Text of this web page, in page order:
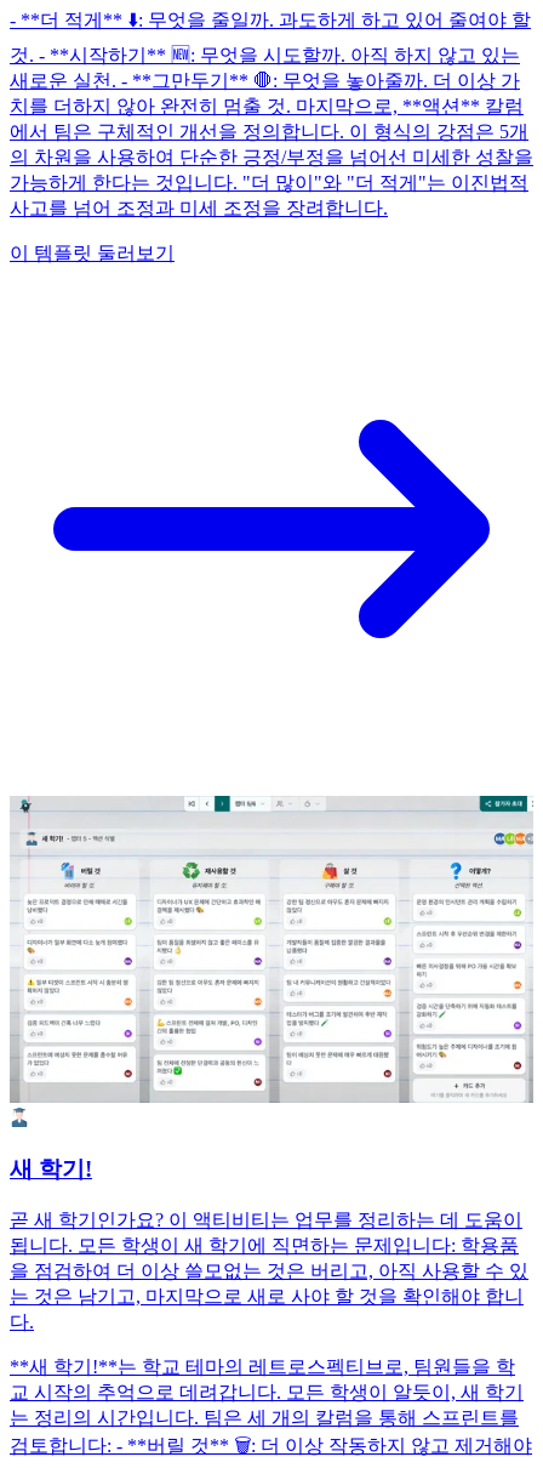
- **더 적게** ⬇️: 무엇을 줄일까. 과도하게 하고 있어 줄여야 할
것. - **시작하기** 🆕: 무엇을 시도할까. 아직 하지 않고 있는
새로운 실천. - **그만두기** 🛑: 무엇을 놓아줄까. 더 이상 가
치를 더하지 않아 완전히 멈출 것. 마지막으로, **액션** 칼럼
에서 팀은 구체적인 개선을 정의합니다. 이 형식의 강점은 5개
의 차원을 사용하여 단순한 긍정/부정을 넘어선 미세한 성찰을
가능하게 한다는 것입니다. "더 많이"와 "더 적게"는 이진법적
사고를 넘어 조정과 미세 조정을 장려합니다.
이 템플릿 둘러보기
새 학기!
곧 새 학기인가요? 이 액티비티는 업무를 정리하는 데 도움이
됩니다. 모든 학생이 새 학기에 직면하는 문제입니다: 학용품
을 점검하여 더 이상 쓸모없는 것은 버리고, 아직 사용할 수 있
는 것은 남기고, 마지막으로 새로 사야 할 것을 확인해야 합니
다.
**새 학기!**는 학교 테마의 레트로스펙티브로, 팀원들을 학
교 시작의 추억으로 데려갑니다. 모든 학생이 알듯이, 새 학기
는 정리의 시간입니다. 팀은 세 개의 칼럼을 통해 스프린트를
검토합니다: - **버릴 것** 🗑️: 더 이상 작동하지 않고 제거해야